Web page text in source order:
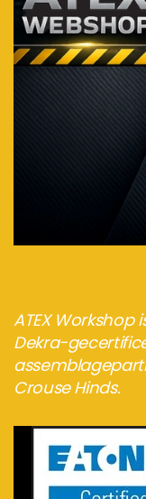
ATEX Workshop
Dekra-
Crouse Hinds.